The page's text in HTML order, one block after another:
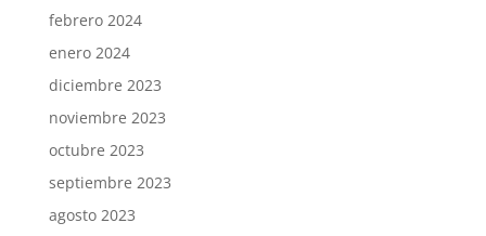
febrero 2024
enero 2024
diciembre 2023
noviembre 2023
octubre 2023
septiembre 2023
agosto 2023